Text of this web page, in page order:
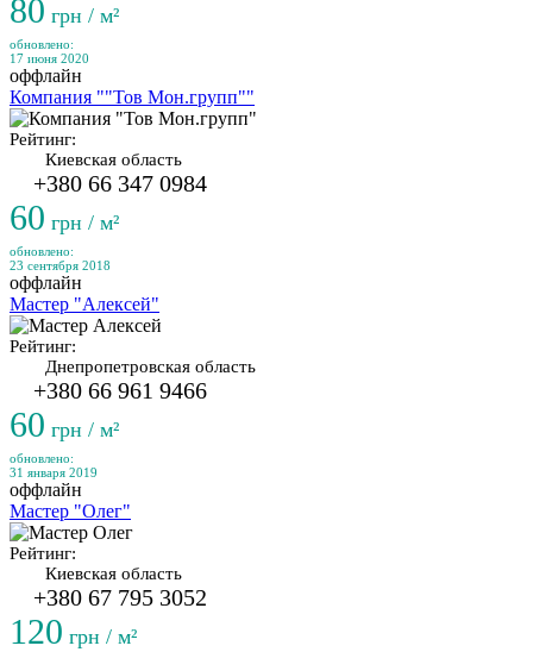
80 грн / м²
обновлено:
17 июня 2020
оффлайн
Компания ""Тов Мон.групп""
Рейтинг:
Киевская область
+380 66 347 0984
60 грн / м²
обновлено:
23 сентября 2018
оффлайн
Мастер "Алексей"
Рейтинг:
Днепропетровская область
+380 66 961 9466
60 грн / м²
обновлено:
31 января 2019
оффлайн
Мастер "Олег"
Рейтинг:
Киевская область
+380 67 795 3052
120 грн / м²